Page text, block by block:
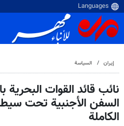
إيران السياسة
نائب قائد القوات
السفن الأجنبية تحت
الكاملة